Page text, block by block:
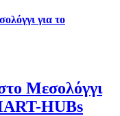
για το
Μεσολόγγι
HUBs